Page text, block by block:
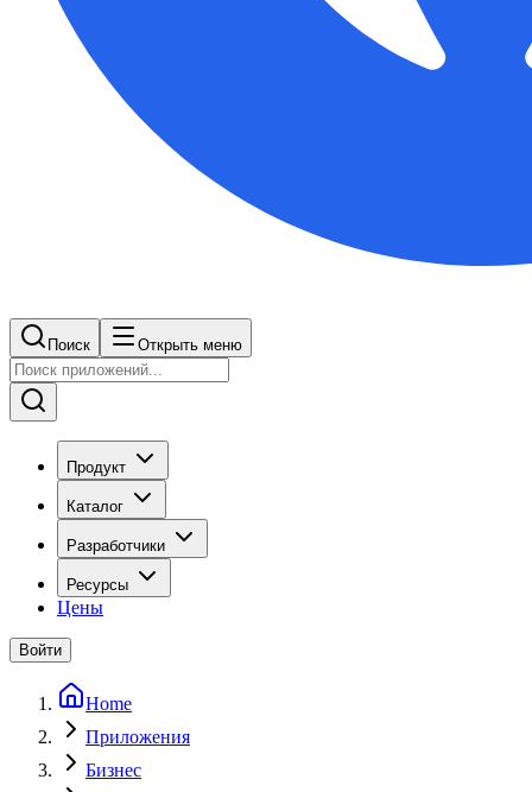
Поиск Открыть меню
Продукт
Каталог
Разработчики
Ресурсы
Цены
Войти
Home
Приложения
Бизнес